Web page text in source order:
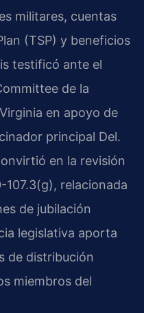
militares, cuentas
(TSP) y beneficios
testificó ante el
de la
en apoyo de
principal Del.
en la revisión
107.3(g), relacionada
de jubilación
legislativa aporta
de distribución
miembros del